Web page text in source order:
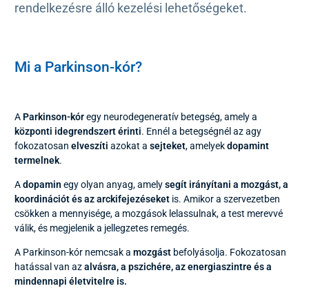
rendelkezésre álló kezelési lehetőségeket.
Mi a Parkinson-kór?
A Parkinson-kóregy neurodegeneratív betegség, amely a
központi idegrendszert érinti. Ennél a betegségnél az agy
fokozatosan elveszíti azokat a sejteket, amelyekdopamint
termelnek.
Adopamin egy olyan anyag, amelysegít irányítani a mozgást, a
koordinációt és az arckifejezéseket is. Amikor a szervezetben
csökken a mennyisége, a mozgások lelassulnak, a test merevvé
válik, és megjelenik a jellegzetes remegés.
A Parkinson-kór nemcsak a mozgást befolyásolja. Fokozatosan
hatással van azalvásra, a pszichére, az energiaszintre és a
mindennapi életvitelre is.